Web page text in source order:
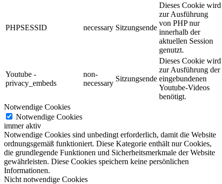
PHPSESSID necessary Sitzungsende
Dieses Cookie wird
zur Ausführung
von PHP nur
innerhalb der
aktuellen Session
genutzt.
Youtube -
privacy_embeds
non-
necessary
Sitzungsende
Dieses Cookie wird
zur Ausführung der
eingebundenen
Youtube-Videos
benötigt.
Notwendige Cookies
Notwendige Cookies
immer aktiv
Notwendige Cookies sind unbedingt erforderlich, damit die Website
ordnungsgemäß funktioniert. Diese Kategorie enthält nur Cookies,
die grundlegende Funktionen und Sicherheitsmerkmale der Website
gewährleisten. Diese Cookies speichern keine persönlichen
Informationen.
Nicht notwendige Cookies